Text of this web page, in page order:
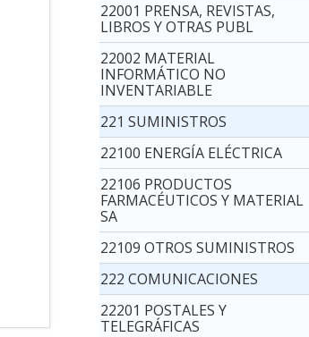
22001 PRENSA, REVISTAS,
LIBROS Y OTRAS PUBL
22002 MATERIAL
INFORMÁTICO NO
INVENTARIABLE
221 SUMINISTROS
22100 ENERGÍA ELÉCTRICA
22106 PRODUCTOS
FARMACÉUTICOS Y MATERIAL
SA
22109 OTROS SUMINISTROS
222 COMUNICACIONES
22201 POSTALES Y
TELEGRÁFICAS